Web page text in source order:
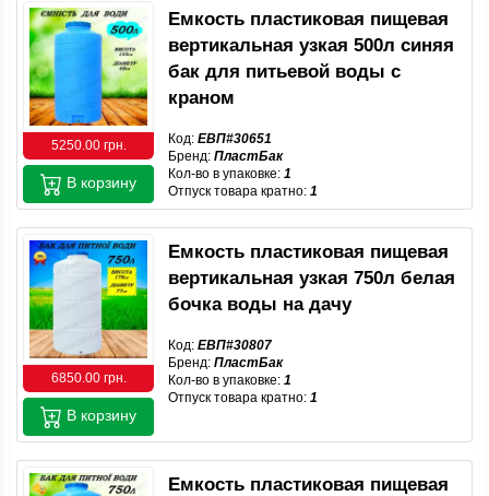
5250.00 грн.
Емкость пластиковая пищевая
вертикальная узкая 500л синяя
бак для питьевой воды с
краном
Код: ЕВП#30651
Бренд: ПластБак
Кол-во в упаковке: 1
Отпуск товара кратно: 1
В корзину
6850.00 грн.
Емкость пластиковая пищевая
вертикальная узкая 750л белая
бочка воды на дачу
Код: ЕВП#30807
Бренд: ПластБак
Кол-во в упаковке: 1
Отпуск товара кратно: 1
В корзину
Емкость пластиковая пищевая